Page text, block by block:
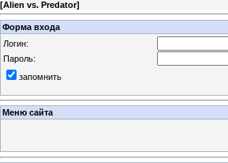
[Alien vs. Predator]
Форма входа
Логин:
Пароль:
запомнить
Меню сайта